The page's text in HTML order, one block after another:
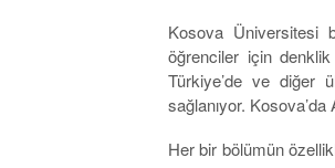
Kosova Üniversitesi
öğrenciler için
Türkiye’de ve diğer
sağlanıyor.
Her bir bölümün